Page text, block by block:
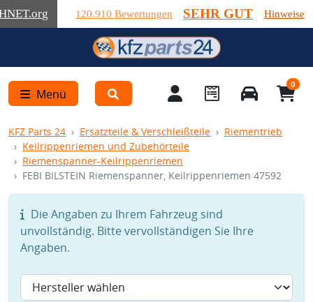
.org 120.910 Bewertungen SEHR GUT Hinweise
Menü
0
KFZ Parts 24 Ersatzteile & Verschleißteile
Riementrieb
Keilrippenriemen und Zubehörteile
Riemenspanner-Keilrippenriemen
FEBI BILSTEIN Riemenspanner, Keilrippenriemen 47592
Die Angaben zu Ihrem Fahrzeug sind
unvollständig. Bitte vervollständigen Sie Ihre
Angaben.